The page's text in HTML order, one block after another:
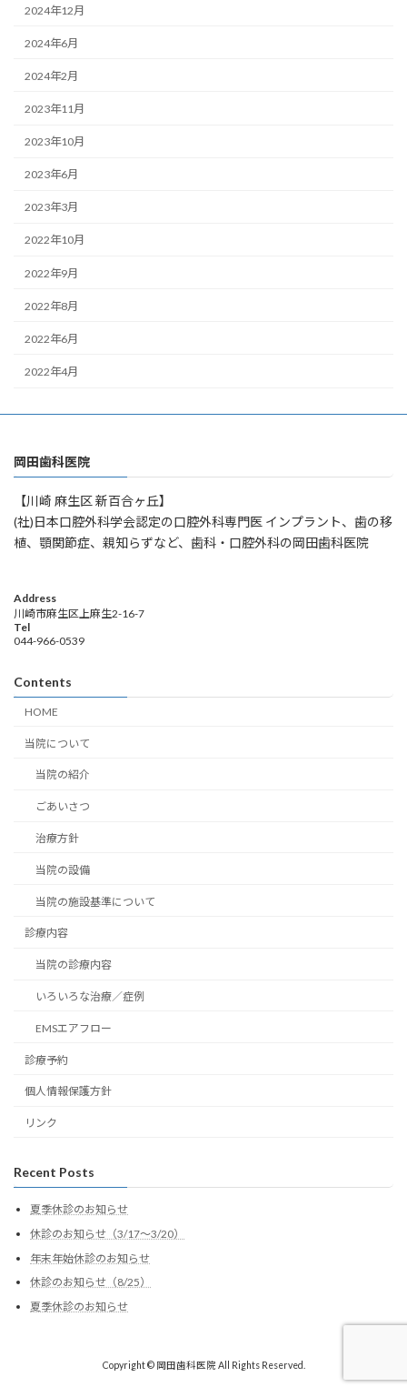
2024年12月
2024年6月
2024年2月
2023年11月
2023年10月
2023年6月
2023年3月
2022年10月
2022年9月
2022年8月
2022年6月
2022年4月
岡田歯科医院
【川崎 麻生区 新百合ヶ丘】
(社)日本口腔外科学会認定の口腔外科専門医 インプラント、歯の移
植、顎関節症、親知らずなど、歯科・口腔外科の岡田歯科医院
Address
川崎市麻生区上麻生2-16-7
Tel
044-966-0539
Contents
HOME
当院について
当院の紹介
ごあいさつ
治療方針
当院の設備
当院の施設基準について
診療内容
当院の診療内容
いろいろな治療／症例
EMSエアフロー
診療予約
個人情報保護方針
リンク
Recent Posts
夏季休診のお知らせ
休診のお知らせ（3/17～3/20）
年末年始休診のお知らせ
休診のお知らせ（8/25）
夏季休診のお知らせ
Copyright © 岡田歯科医院 All Rights Reserved.